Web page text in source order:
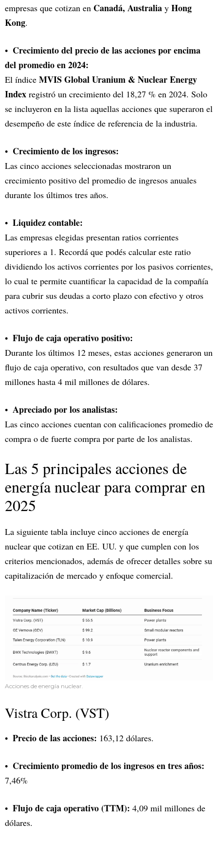
empresas que cotizan en Canadá, Australia y Hong
Kong.
Crecimiento del precio de las acciones por encima
del promedio en 2024:
El índice MVIS Global Uranium & Nuclear Energy
Index registró un crecimiento del 18,27 % en 2024. Solo
se incluyeron en la lista aquellas acciones que superaron el
desempeño de este índice de referencia de la industria.
Crecimiento de los ingresos:
Las cinco acciones seleccionadas mostraron un
crecimiento positivo del promedio de ingresos anuales
durante los últimos tres años.
Liquidez contable:
Las empresas elegidas presentan ratios corrientes
superiores a 1. Recordá que podés calcular este ratio
dividiendo los activos corrientes por los pasivos corrientes,
lo cual te permite cuantificar la capacidad de la compañía
para cubrir sus deudas a corto plazo con efectivo y otros
activos corrientes.
Flujo de caja operativo positivo:
Durante los últimos 12 meses, estas acciones generaron un
flujo de caja operativo, con resultados que van desde 37
millones hasta 4 mil millones de dólares.
Apreciado por los analistas:
Las cinco acciones cuentan con calificaciones promedio de
compra o de fuerte compra por parte de los analistas.
Las 5 principales acciones de
energía nuclear para comprar en
2025
La siguiente tabla incluye cinco acciones de energía
nuclear que cotizan en EE. UU. y que cumplen con los
criterios mencionados, además de ofrecer detalles sobre su
capitalización de mercado y enfoque comercial.
Acciones de energía nuclear.
Vistra Corp. (VST)
Precio de las acciones: 163,12 dólares.
Crecimiento promedio de los ingresos en tres años:
7,46%
Flujo de caja operativo (TTM): 4,09 mil millones de
dólares.